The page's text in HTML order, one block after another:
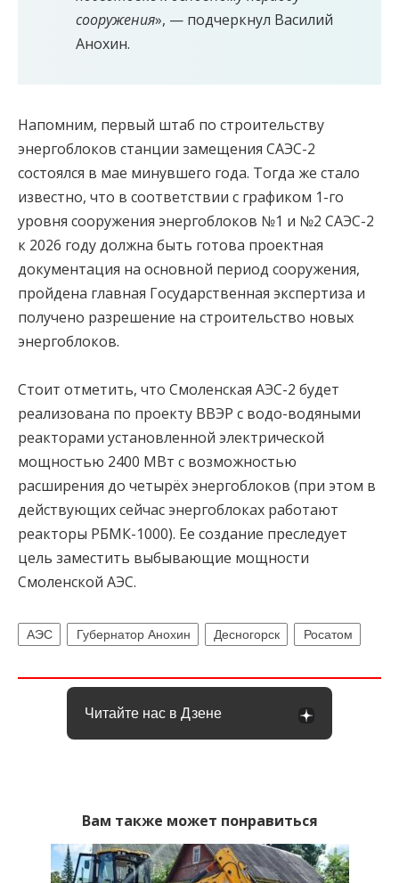
сооружения», — подчеркнул Василий
Анохин.
Напомним, первый штаб по строительству
энергоблоков станции замещения САЭС-2
состоялся в мае минувшего года. Тогда же стало
известно, что в соответствии с графиком 1-го
уровня сооружения энергоблоков №1 и №2 САЭС-2
к 2026 году должна быть готова проектная
документация на основной период сооружения,
пройдена главная Государственная экспертиза и
получено разрешение на строительство новых
энергоблоков.
Стоит отметить, что Смоленская АЭС-2 будет
реализована по проекту ВВЭР с водо-водяными
реакторами установленной электрической
мощностью 2400 МВт с возможностью
расширения до четырёх энергоблоков (при этом в
действующих сейчас энергоблоках работают
реакторы РБМК-1000). Ее создание преследует
цель заместить выбывающие мощности
Смоленской АЭС.
АЭС Губернатор Анохин Десногорск Росатом
Читайте нас в Дзене
Вам также может понравиться